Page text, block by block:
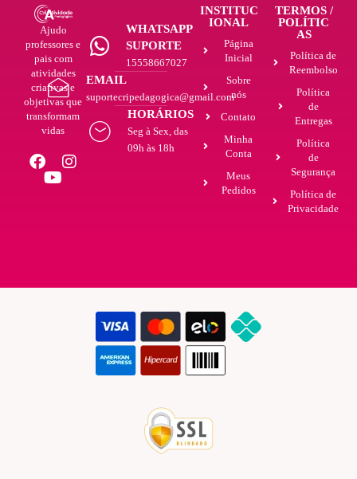
Ajudo
professores e
pais com
atividades
criativas e
objetivas que
transformam
vidas
WHATSAPP
SUPORTE
15558667027
EMAIL
suportecripedagogica@gmail.com
HORÁRIOS
Seg à Sex, das
09h às 18h
INSTITUC
IONAL
Página
Inicial
Sobre
nós
Contato
Minha
Conta
Meus
Pedidos
TERMOS /
POLÍTIC
AS
Política de
Reembolso
Política
de
Entregas
Política
de
Segurança
Política de
Privacidade